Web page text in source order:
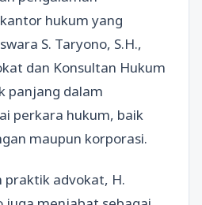
hukum yang
S. Taryono, S.H.,
dan Konsultan Hukum
panjang dalam
perkara hukum, baik
maupun korporasi.
praktik advokat, H.